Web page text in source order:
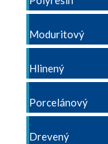
Moduritový
Hlinený
Porcelánový
Drevený